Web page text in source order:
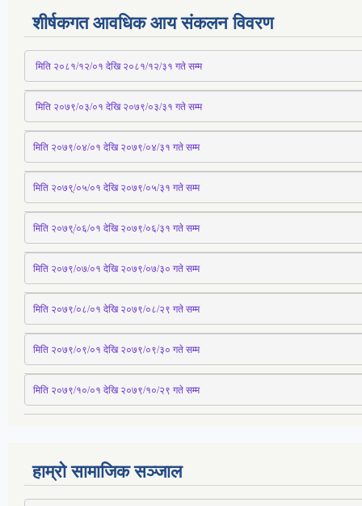
शीर्षकगत आवधिक आय संकलन विवरण
मिति २०८१/१२/०१ देखि २०८१/१२/३१ गते सम्म
मिति २०७९/०३/०१ देखि २०७९/०३/३१ गते सम्म
मिति २०७९/०४/०१ देखि २०७९/०४/३१ गते सम्म
मिति २०७९्/०५/०१ देखि २०७९/०५/३१ गते सम्म
मिति २०७९्/०६/०१ देखि २०७९/०६/३१ गते सम्म
मिति २०७९/०७/०१ देखि २०७९/०७/३० गते सम्म
मिति २०७९/०८/०१ देखि २०७९/०८/२९ गते सम्म
मिति २०७९/०९/०१ देखि २०७९/०९/३० गते सम्म
मिति २०७९/१०/०१ देखि २०७९/१०/२९ गते सम्म
हाम्रो सामाजिक सञ्जाल